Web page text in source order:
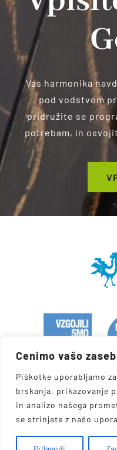
Cenimo vašo
Piškotke uporabljamo
brskanja, prikazovanje
in analizo našega
se strinjate z našo
Vas harmonika
pod vodstvom
pridružite se
potrebam, in
© 2026 •Robert Goter•